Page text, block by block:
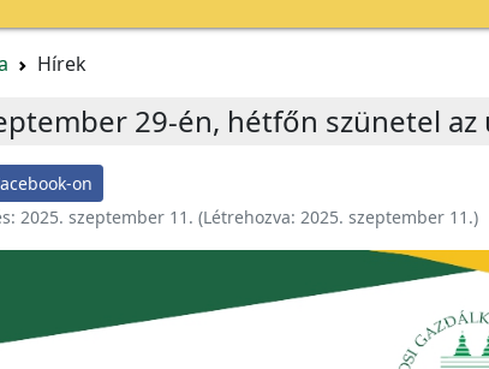
Hírek
29-én, hétfőn szünetel az
on
2025. szeptember 11. (Létrehozva: 2025. szeptember 11.)